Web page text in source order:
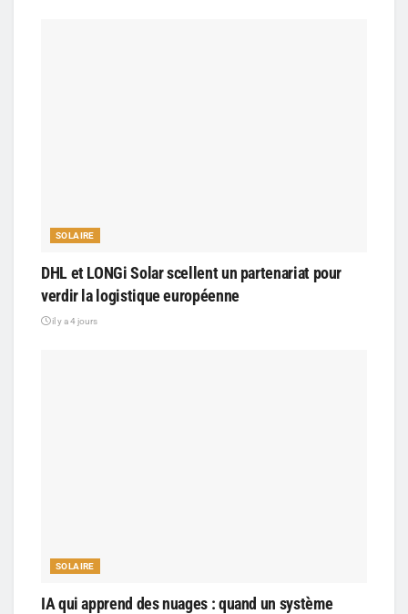
SOLAIRE
DHL et LONGi Solar scellent un partenariat pour
verdir la logistique européenne
il y a 4 jours
SOLAIRE
IA qui apprend des nuages : quand un système